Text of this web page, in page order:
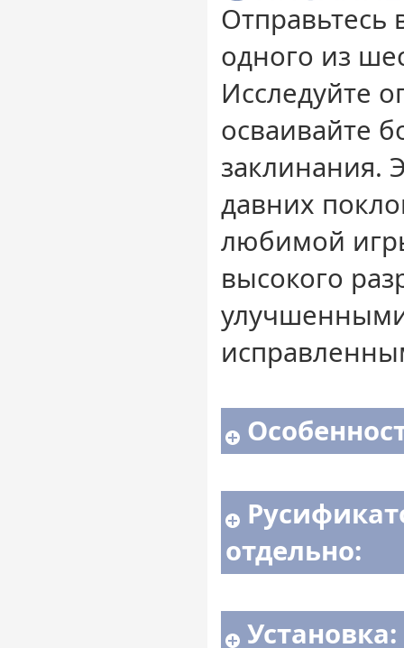
одного из
Исследуйте
осваивайте
заклинания.
давних
любимой
высокого
отдельно:
Установка: